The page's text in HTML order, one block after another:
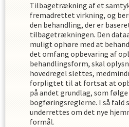
Tilbagetrækning af et
fremadrettet virkning, og
den behandling, der er
tilbagetrækningen. Den
muligt ophøre med at
det omfang opbevaring af
behandlingsform, skal
hovedregel slettes,
forpligtet til at fortsat at
på andet grundlag, som følge
bogføringsreglerne. I så fald
underrettes om det nye
formål.